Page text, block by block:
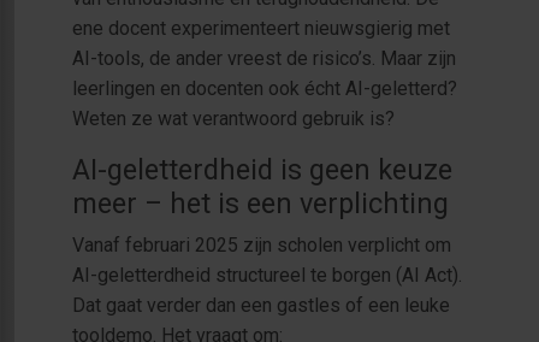
ene docent experimenteert nieuwsgierig met
AI-tools, de ander vreest de risico’s. Maar zijn
leerlingen en docenten ook écht AI-geletterd?
Weten ze wat verantwoord gebruik is?
AI-geletterdheid is geen keuze
meer – het is een verplichting
Vanaf februari 2025 zijn scholen verplicht om
AI-geletterdheid structureel te borgen (AI Act).
Dat gaat verder dan een gastles of een leuke
tooldemo. Het vraagt om: